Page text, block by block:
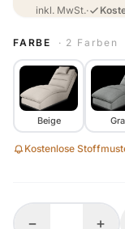
inkl. MwSt.·
FARBE · 2 Farben
Beige
Kostenlose
− +